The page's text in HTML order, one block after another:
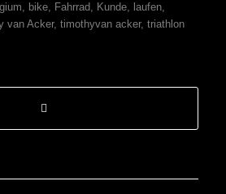
, bike, Fahrrad, Kunde, laufen,
van Acker, timothyvan acker, triathlon